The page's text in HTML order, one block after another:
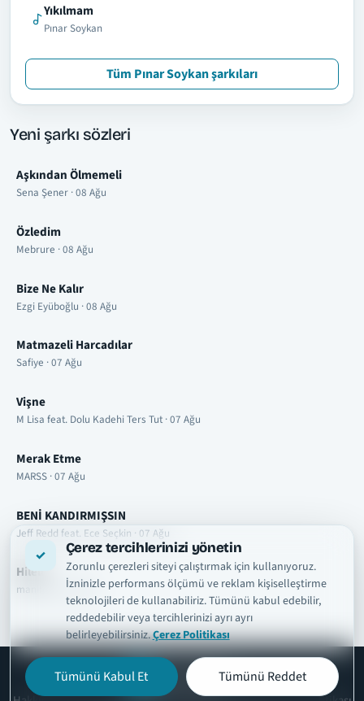
Çerez tercihlerinizi yönetin
Zorunlu çerezleri siteyi çalıştırmak için kullanıyoruz.
İzninizle performans ölçümü ve reklam kişiselleştirme
teknolojileri de kullanabiliriz. Tümünü kabul edebilir,
reddedebilir veya tercihlerinizi ayrı ayrı
belirleyebilirsiniz.Çerez Politikası
Tümünü Kabul Et Tümünü Reddet
Yıkılmam
Pınar Soykan
Tüm Pınar Soykan şarkıları
Yeni şarkı sözleri
Aşkından Ölmemeli
Sena Şener · 08 Ağu
Özledim
Mebrure · 08 Ağu
Bize Ne Kalır
Ezgi Eyüboğlu · 08 Ağu
Matmazeli Harcadılar
Safiye · 07 Ağu
Vişne
M Lisa feat. Dolu Kadehi Ters Tut · 07 Ağu
Merak Etme
MARSS · 07 Ağu
BENİ KANDIRMIŞSIN
Jeff Redd feat. Ece Seçkin · 07 Ağu
Hileli
manifest · 07 Ağu
şarkısözleritr